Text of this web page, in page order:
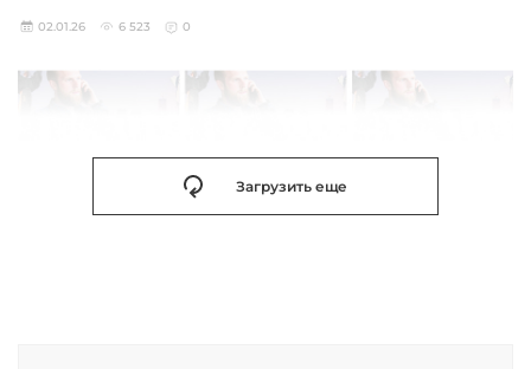
02.01.26 6 523 0
Загрузить еще